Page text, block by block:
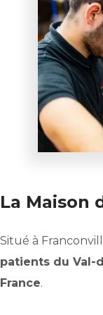
La Maison
Situé à
patients du Val-
France.